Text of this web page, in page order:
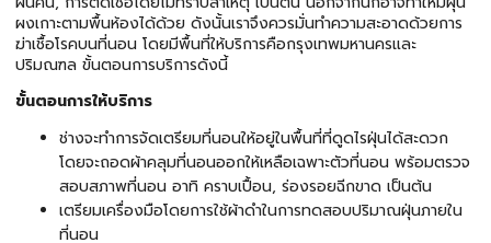
ผงเกาะตามพื้นห้องได้ด้วย ดังนั้นเราจึงควรมั่นทำความสะอาดด้วยการ
ฆ่าเชื้อโรคบนที่นอน โดยมีพื้นที่ให้บริการคือกรุงเทพมหานครและ
ปริมณฑล ขั้นตอนการบริการดังนี้
ขั้นตอนการให้บริการ
ช่างจะทำการจัดเตรียมที่นอนให้อยู่ในพื้นที่ที่ดูดไรฝุ่นได้สะดวก
โดยจะถอดผ้าคลุมที่นอนออกให้เหลือเฉพาะตัวที่นอน พร้อมตรวจ
สอบสภาพที่นอน อาทิ คราบเปื้อน, ร่องรอยฉีกขาด เป็นต้น
เตรียมเครื่องมือโดยการใช้ผ้าดำในการทดสอบปริมาณฝุ่นภายใน
ที่นอน